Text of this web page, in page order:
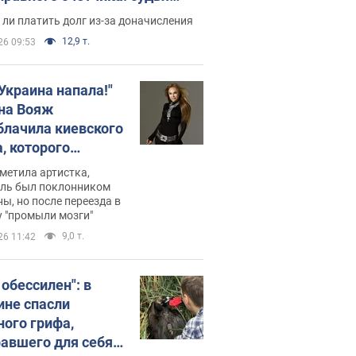
неожиданное решение
платить долг из-за доначисления
09:53 12,9 т.
напала!"
Вояж
киевского
которого
он
не знал,
хочет
украинцев
артистка,
был поклонником
но после переезда в
"промыли мозги"
11:42 9,0 т.
в
спасли
грифа,
для себя